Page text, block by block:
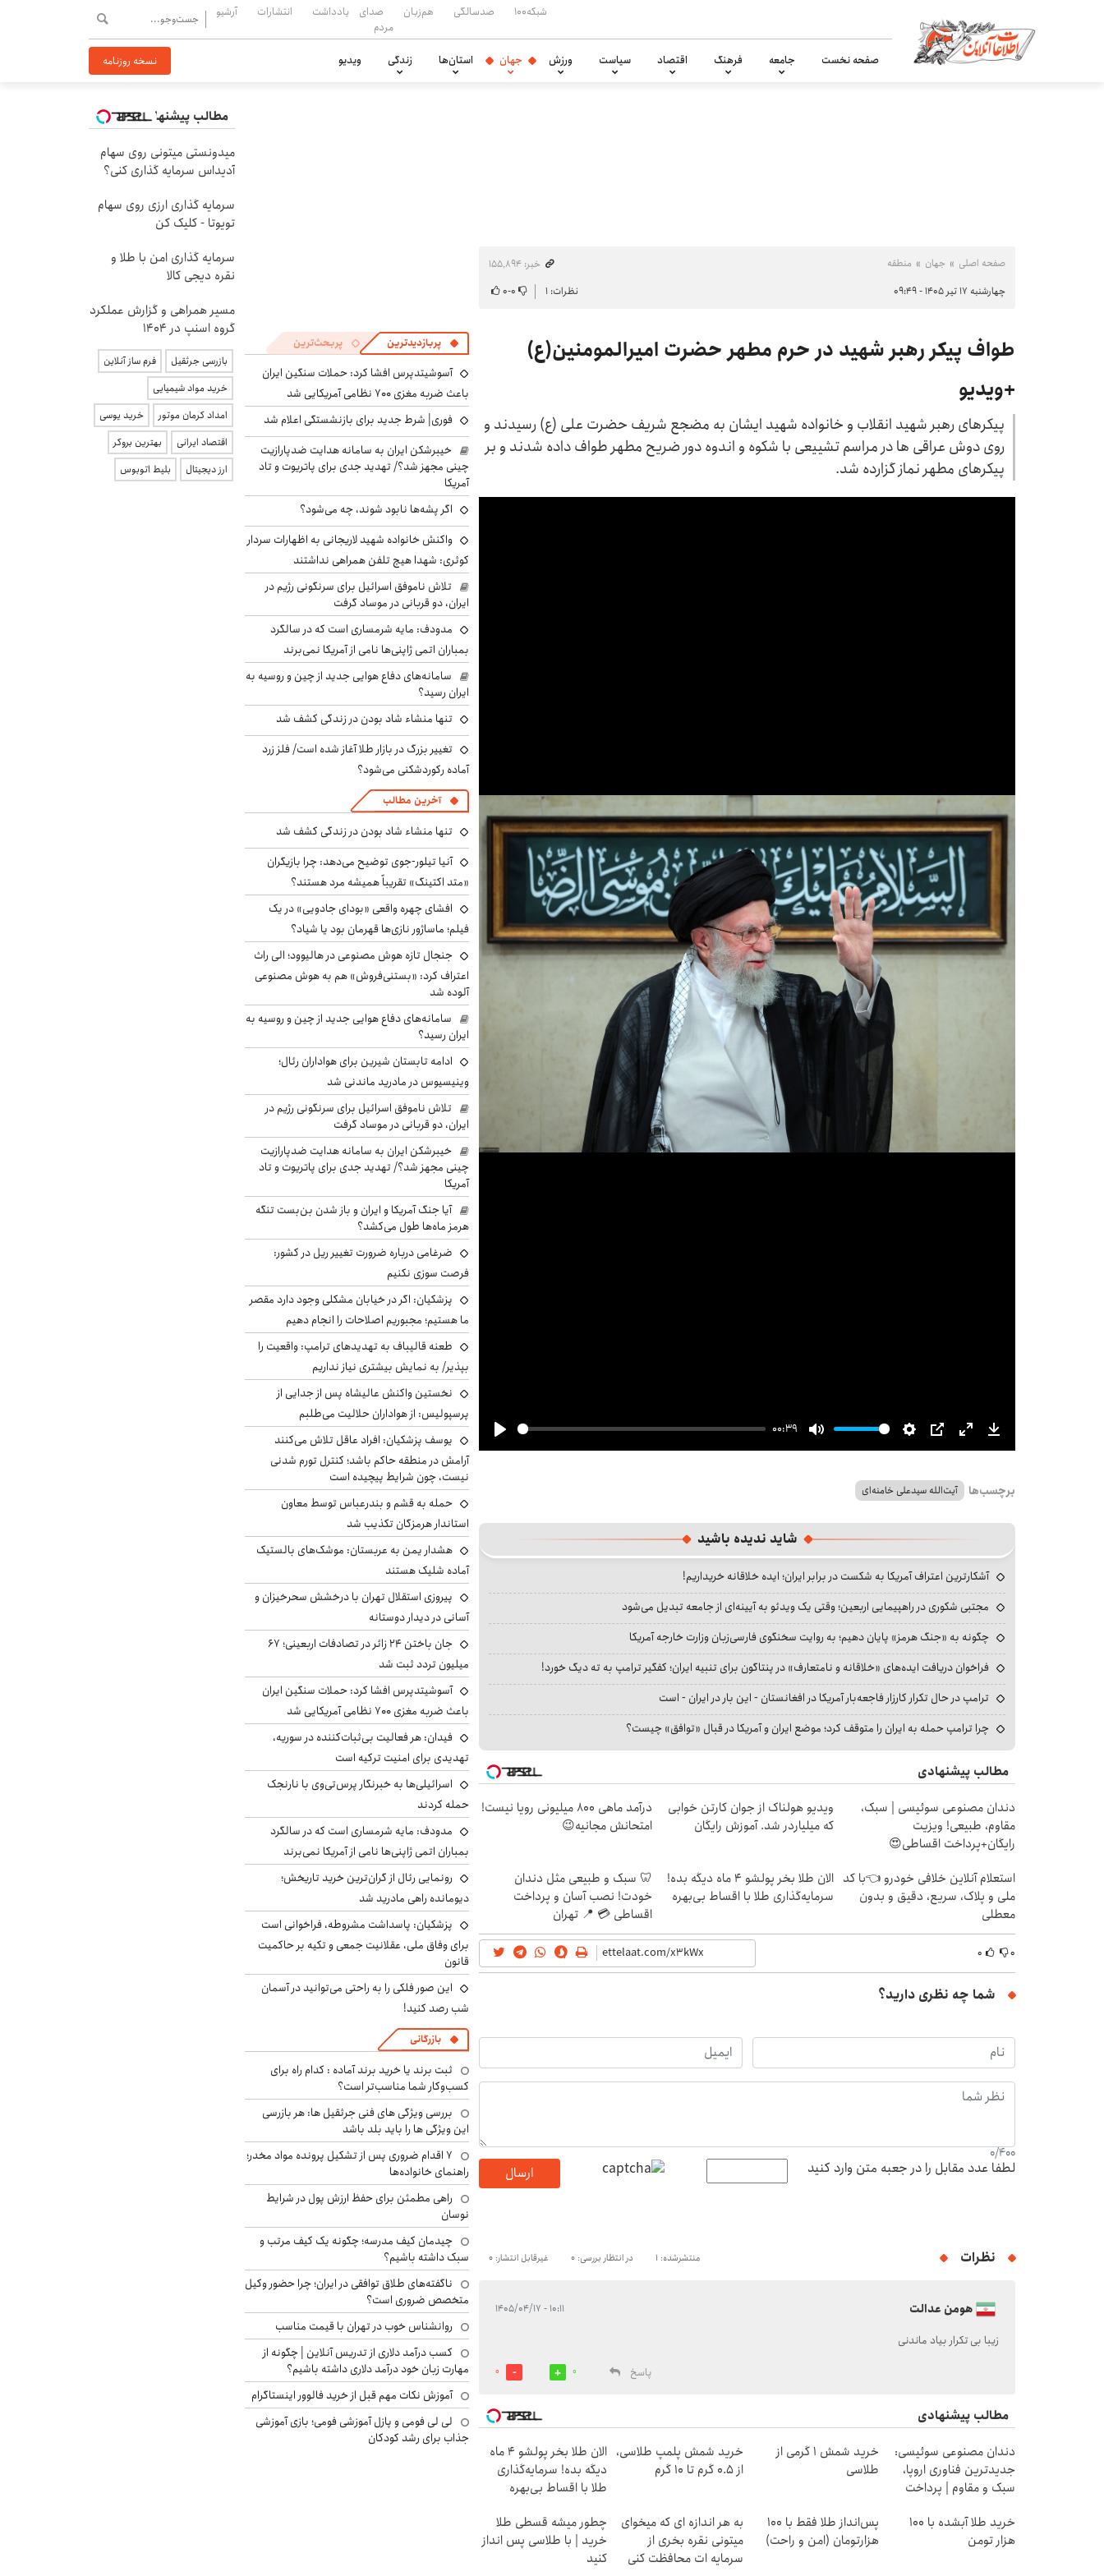
شبکه۱۰۰ صدسالگی هم‌زبان
صدای
مردم
یادداشت انتشارات آرشیو
صفحه نخست جامعه فرهنگ اقتصاد سیاست ورزش جهان استان‌ها زندگی ویدیو نسخه روزنامه
صفحه اصلی جهان منطقه
خبر: ۱۵۵٬۸۹۴
چهارشنبه ۱۷ تیر ۱۴۰۵ - ۰۹:۴۹
نظرات: ۱ ۰-۰
طواف پیکر رهبر شهید در حرم مطهر حضرت امیرالمومنین(ع)
+ویدیو
پیکرهای رهبر شهید انقلاب و خانواده شهید ایشان به مضجع شریف حضرت علی (ع) رسیدند و
روی دوش عراقی ها در مراسم تشییعی با شکوه و اندوه دور ضریح مطهر طواف داده شدند و بر
پیکرهای مطهر نماز گزارده شد.
Play
00:39
Mute Settings
PIP EnterDownload
برچسب‌ها آیت‌الله سیدعلی خامنه‌ای
شاید ندیده باشید
آشکارترین اعتراف آمریکا به شکست در برابر ایران؛ ایده خلاقانه خریداریم!
مجتبی شکوری در راهپیمایی اربعین؛ وقتی یک ویدئو به آیینه‌ای از جامعه تبدیل می‌شود
چگونه به «جنگ هرمز» پایان دهیم؛ به روایت سخنگوی فارسی‌زبان وزارت خارجه آمریکا
فراخوان دریافت ایده‌های «خلاقانه و نامتعارف» در پنتاگون برای تنبیه ایران؛ کفگیر ترامپ به ته دیگ خورد!
ترامپ در حال تکرار کارزار فاجعه‌بار آمریکا در افغانستان - این بار در ایران - است
چرا ترامپ حمله به ایران را متوقف کرد؛ موضع ایران و آمریکا در قبال «توافق» چیست؟
مطالب پیشنهادی
دندان مصنوعی سوئیسی | سبک،
مقاوم، طبیعی! ویزیت
رایگان+پرداخت اقساطی😍
ویدیو هولناک از جوان کارتن خوابی
که میلیاردر شد. آموزش رایگان
درآمد ماهی 800 میلیونی رویا نیست!
امتحانش مجانیه😉
استعلام آنلاین خلافی خودرو 👈با کد
ملی و پلاک، سریع، دقیق و بدون
معطلی
الان طلا بخر پولشو 4 ماه دیگه بده!
سرمایه‌گذاری طلا با اقساط بی‌بهره
🦷 سبک و طبیعی مثل دندان
خودت! نصب آسان و پرداخت
اقساطی 💳 📍 تهران
۰ ۰
شما چه نظری دارید؟
0/400
لطفا عدد مقابل را در جعبه متن وارد کنید ارسال
نظرات منتشرشده: 1 در انتظار بررسی: 0 غیرقابل انتشار: 0
هومن عدالت ۱۰:۱۱ - ۱۴۰۵/۰۴/۱۷
زیبا بی تکرار بیاد ماندنی
پاسخ
0
0
مطالب پیشنهادی
دندان مصنوعی سوئیسی:
جدیدترین فناوری اروپا،
سبک و مقاوم | پرداخت
خرید شمش 1 گرمی از
طلاسی
خرید شمش پلمپ طلاسی،
از ۰.۵ گرم تا ۱۰ گرم
الان طلا بخر پولشو 4 ماه
دیگه بده! سرمایه‌گذاری
طلا با اقساط بی‌بهره
خرید طلا آبشده با 100
هزار تومن
پس‌انداز طلا فقط با ۱۰۰
هزارتومان (امن و راحت)
به هر اندازه ای که میخوای
میتونی نقره بخری از
سرمایه ات محافظت کنی
چطور میشه قسطی طلا
خرید | با طلاسی پس انداز
کنید
پربازدیدترین پربحث‌ترین
آسوشیتدپرس افشا کرد: حملات سنگین ایران
باعث ضربه مغزی ۷۰۰ نظامی آمریکایی شد
فوری| شرط جدید برای بازنشستگی اعلام شد
خیبرشکن ایران به سامانه هدایت ضدپارازیت
چینی مجهز شد؟/ تهدید جدی برای پاتریوت و تاد
آمریکا
اگر پشه‌ها نابود شوند، چه می‌شود؟
واکنش خانواده شهید لاریجانی به اظهارات سردار
کوثری: شهدا هیچ تلفن همراهی نداشتند
تلاش ناموفق اسرائیل برای سرنگونی رژیم در
ایران، دو قربانی در موساد گرفت
مدودف: مایه شرمساری است که در سالگرد
بمباران اتمی ژاپنی‌ها نامی از آمریکا نمی‌برند
سامانه‌های دفاع هوایی جدید از چین و روسیه به
ایران رسید؟
تنها منشاء شاد بودن در زندگی کشف شد
تغییر بزرگ در بازار طلا آغاز شده است/ فلز زرد
آماده رکوردشکنی می‌شود؟
آخرین مطالب
تنها منشاء شاد بودن در زندگی کشف شد
آنیا تیلور-جوی توضیح می‌دهد: چرا بازیگران
«متد اکتینگ» تقریباً همیشه مرد هستند؟
افشای چهره واقعی «بودای جادویی» در یک
فیلم؛ ماساژور نازی‌ها قهرمان بود یا شیاد؟
جنجال تازه هوش مصنوعی در هالیوود؛ الی راث
اعتراف کرد: «بستنی‌فروش» هم به هوش مصنوعی
آلوده شد
سامانه‌های دفاع هوایی جدید از چین و روسیه به
ایران رسید؟
ادامه تابستان شیرین برای هواداران رئال؛
وینیسیوس در مادرید ماندنی شد
تلاش ناموفق اسرائیل برای سرنگونی رژیم در
ایران، دو قربانی در موساد گرفت
خیبرشکن ایران به سامانه هدایت ضدپارازیت
چینی مجهز شد؟/ تهدید جدی برای پاتریوت و تاد
آمریکا
آیا جنگ آمریکا و ایران و باز شدن بن‌بست تنگه
هرمز ماه‌ها طول می‌کشد؟
ضرغامی درباره ضرورت تغییر ریل در کشور:
فرصت سوزی نکنیم
پزشکیان: اگر در خیابان مشکلی وجود دارد مقصر
ما هستیم؛ مجبوریم اصلاحات را انجام دهیم
طعنه قالیباف به تهدیدهای ترامپ: واقعیت را
بپذیر/ به نمایش بیشتری نیاز نداریم
نخستین واکنش عالیشاه پس از جدایی از
پرسپولیس: از هواداران حلالیت می‌طلبم
یوسف پزشکیان: افراد عاقل تلاش می‌کنند
آرامش در منطقه حاکم باشد؛ کنترل تورم شدنی
نیست، چون شرایط پیچیده است
حمله به قشم و بندرعباس توسط معاون
استاندار هرمزگان تکذیب شد
هشدار یمن به عربستان: موشک‌های بالستیک
آماده شلیک هستند
پیروزی استقلال تهران با درخشش سحرخیزان و
آسانی در دیدار دوستانه
جان باختن ۲۴ زائر در تصادفات اربعینی؛ ۶۷
میلیون تردد ثبت شد
آسوشیتدپرس افشا کرد: حملات سنگین ایران
باعث ضربه مغزی ۷۰۰ نظامی آمریکایی شد
فیدان: هر فعالیت بی‌ثبات‌کننده در سوریه،
تهدیدی برای امنیت ترکیه است
اسرائیلی‌ها به خبرنگار پرس‌تی‌وی با نارنجک
حمله کردند
مدودف: مایه شرمساری است که در سالگرد
بمباران اتمی ژاپنی‌ها نامی از آمریکا نمی‌برند
رونمایی رئال از گران‌ترین خرید تاریخش؛
دیومانده راهی مادرید شد
پزشکیان: پاسداشت مشروطه، فراخوانی است
برای وفاق ملی، عقلانیت جمعی و تکیه بر حاکمیت
قانون
این صور فلکی را به راحتی می‌توانید در آسمان
شب رصد کنید!
بازرگانی
ثبت برند یا خرید برند آماده : کدام راه برای
کسب‌وکار شما مناسب‌تر است؟
بررسی ویژگی های فنی جرثقیل ها: هر بازرسی
این ویژگی ها را باید بلد باشد
۷ اقدام ضروری پس از تشکیل پرونده مواد مخدر؛
راهنمای خانواده‌ها
راهی مطمئن برای حفظ ارزش پول در شرایط
نوسان
چیدمان کیف مدرسه؛ چگونه یک کیف مرتب و
سبک داشته باشیم؟
ناگفته‌های طلاق توافقی در ایران؛ چرا حضور وکیل
متخصص ضروری است؟
روانشناس خوب در تهران با قیمت مناسب
کسب درآمد دلاری از تدریس آنلاین | چگونه از
مهارت زبان خود درآمد دلاری داشته باشیم؟
آموزش نکات مهم قبل از خرید فالوور اینستاگرام
لی لی فومی و پازل آموزشی فومی؛ بازی آموزشی
جذاب برای رشد کودکان
مطالب پیشنهادی
میدونستی میتونی روی سهام
آدیداس سرمایه گذاری کنی؟
سرمایه گذاری ارزی روی سهام
تویوتا - کلیک کن
سرمایه گذاری امن با طلا و
نقره دیجی کالا
مسیر همراهی و گزارش عملکرد
گروه اسنپ در ۱۴۰۴
بازرسی جرثقیل
فرم ساز آنلاین
خرید مواد شیمیایی
امداد کرمان موتور
خرید یوسی
اقتصاد ایرانی
بهترین بروکر
ارز دیجیتال
بلیط اتوبوس